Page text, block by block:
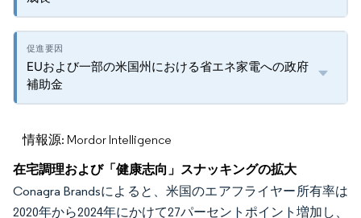
EUおよび一部の米国州における省エネ家電への政府
補助金
情報源: Mordor Intelligence
在宅調理および「健康志向」スナッキングの拡大
Conagra Brandsによると、米国のエアフライヤー所有率は
2020年から2024年にかけて27パーセントポイント増加し、